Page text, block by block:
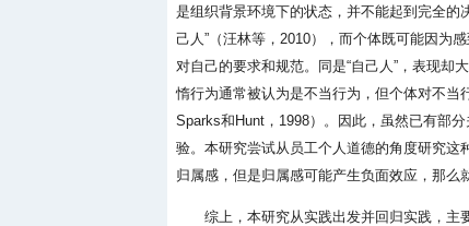
是组织背景环境下的状态，并不能起到完全的
己人”（汪林等，2010），而个体既可能因为
对自己的要求和规范。同是“自己人”，表现却
惰行为通常被认为是不当行为，但个体对不当
Sparks和Hunt，1998）。因此，虽然已有部
验。本研究尝试从员工个人道德的角度研究
归属感，但是归属感可能产生负面效应，那么
综上，本研究从实践出发并回归实践，主